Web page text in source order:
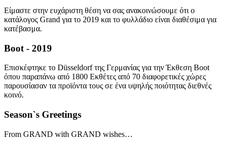
Είμαστε στην ευχάριστη θέση να σας ανακοινώσουμε ότι ο
κατάλογος Grand για το 2019 και το φυλλάδιο είναι διαθέσιμα για
κατέβασμα.
Boot - 2019
Eπισκέφτηκε το Düsseldorf της Γερμανίας για την Έκθεση Boot
όπου παραπάνω από 1800 Εκθέτες από 70 διαφορετικές χώρες
παρουσίασαν τα προϊόντα τους σε ένα υψηλής ποιότητας διεθνές
κοινό.
Season`s Greetings
From GRAND with GRAND wishes…